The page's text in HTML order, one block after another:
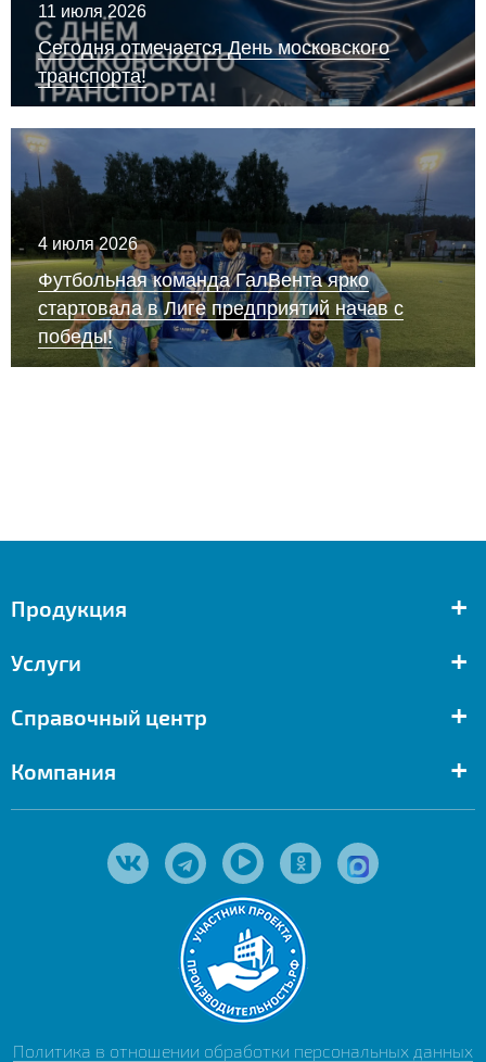
11 июля 2026
Сегодня отмечается День московского
транспорта!
4 июля 2026
Футбольная команда ГалВента ярко
стартовала в Лиге предприятий начав с
победы!
Продукция +
Услуги +
Справочный центр +
Компания +
Политика в отношении обработки персональных данных